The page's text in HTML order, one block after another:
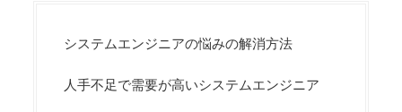
システムエンジニアの悩みの解消方法
人手不足で需要が高いシステムエンジニア